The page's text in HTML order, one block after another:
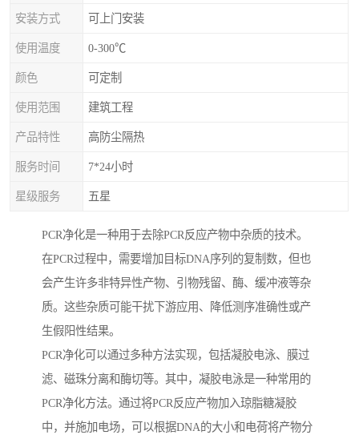
安装方式 可上门安装
使用温度 0-300℃
颜色 可定制
使用范围 建筑工程
产品特性 高防尘隔热
服务时间 7*24小时
星级服务 五星
PCR净化是一种用于去除PCR反应产物中杂质的技术。
在PCR过程中，需要增加目标DNA序列的复制数，但也
会产生许多非特异性产物、引物残留、酶、缓冲液等杂
质。这些杂质可能干扰下游应用、降低测序准确性或产
生假阳性结果。
PCR净化可以通过多种方法实现，包括凝胶电泳、膜过
滤、磁珠分离和酶切等。其中，凝胶电泳是一种常用的
PCR净化方法。通过将PCR反应产物加入琼脂糖凝胶
中，并施加电场，可以根据DNA的大小和电荷将产物分